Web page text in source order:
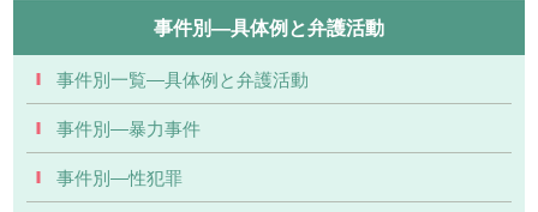
事件別―具体例と弁護活動
事件別一覧―具体例と弁護活動
事件別―暴力事件
事件別―性犯罪